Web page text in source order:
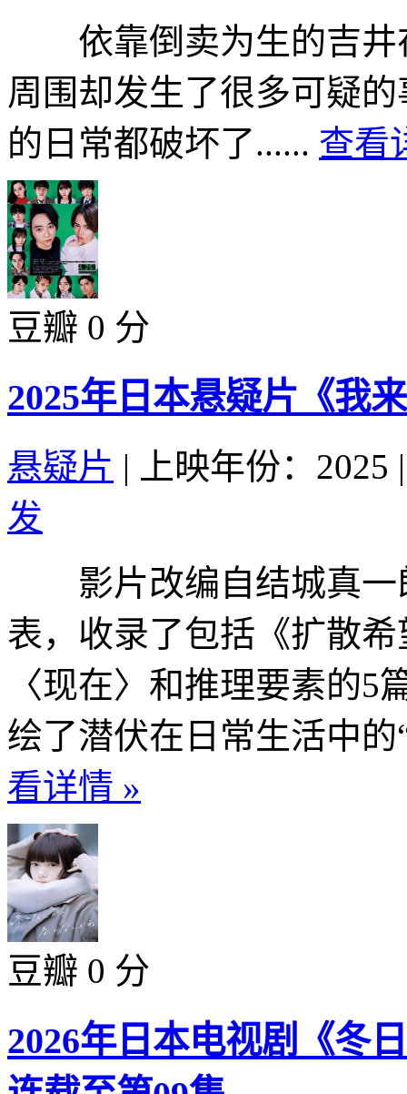
依靠倒卖为生的吉井
周围却发生了很多可疑
的日常都破坏了...... 查看
豆瓣 0 分
2025年日本悬疑片《我
悬疑片 | 上映年份：2025 |
发
影片改编自结城真一
表，收录了包括《扩散
〈现在〉和推理要素的
绘了潜伏在日常生活中
看详情 »
豆瓣 0 分
2026年日本电视剧《冬